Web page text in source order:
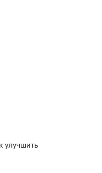
улучшить